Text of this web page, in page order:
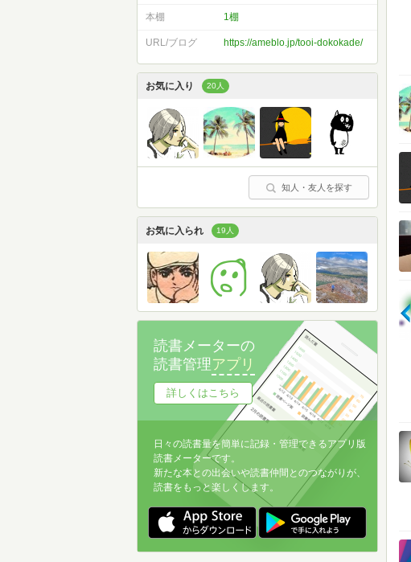
本棚 1棚
URL/ブログ https://ameblo.jp/tooi-dokokade/
お気に入り 20人
知人・友人を探す
お気に入られ 19人
読書メーターの
読書管理アプリ
詳しくはこちら
日々の読書量を簡単に記録・管理できるアプリ版
読書メーターです。
新たな本との出会いや読書仲間とのつながりが、
読書をもっと楽しくします。